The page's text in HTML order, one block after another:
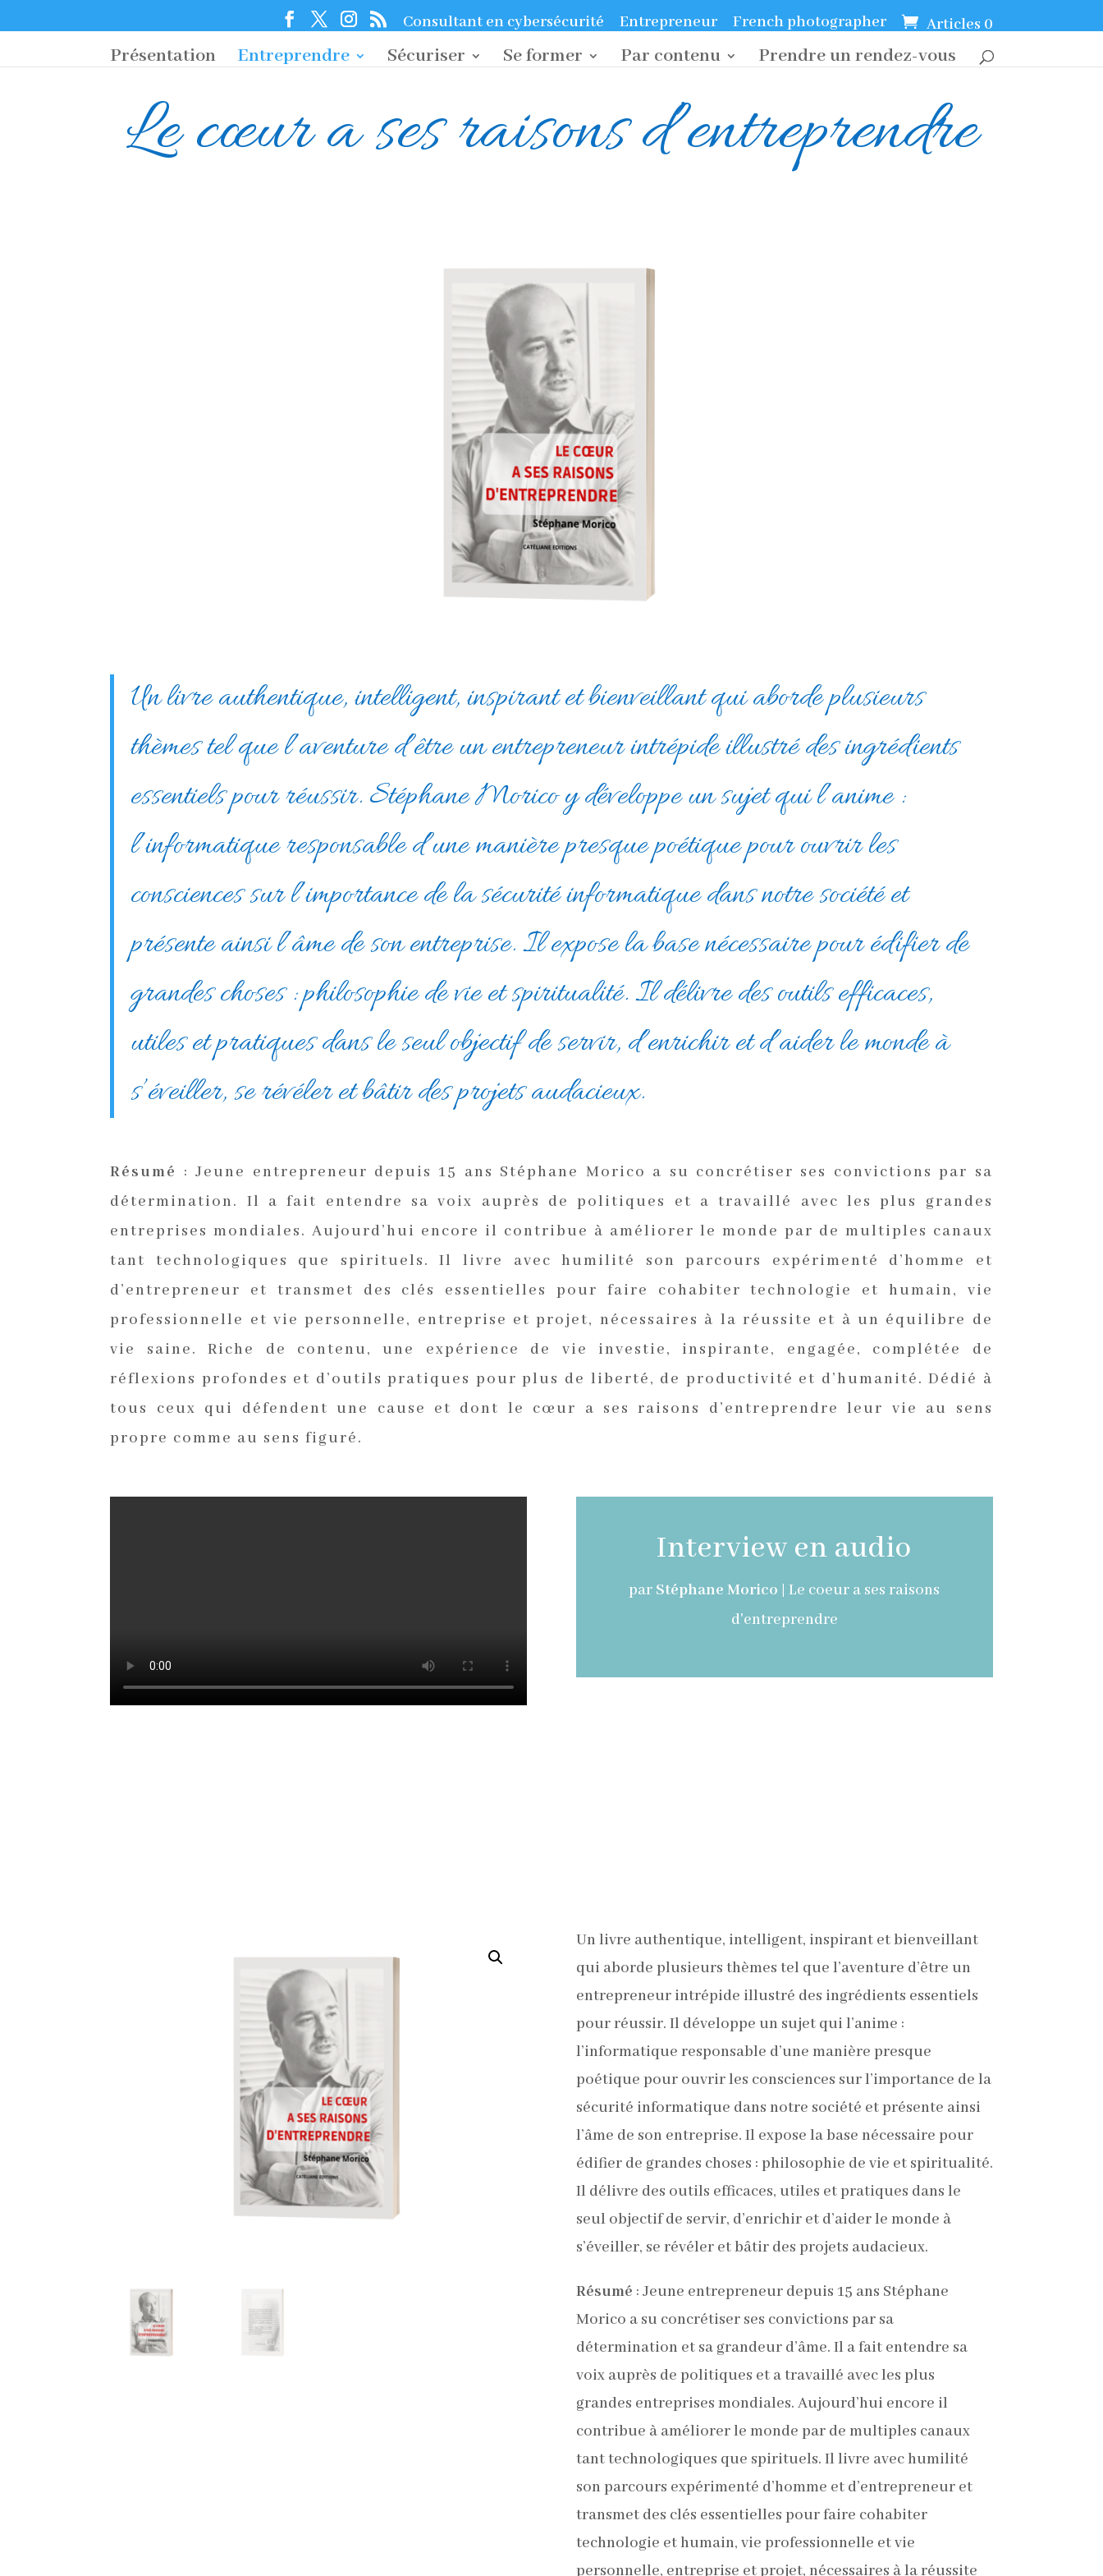
Consultant en cybersécurité Entrepreneur French photographer Articles 0
Présentation Entreprendre Sécuriser Se former Par contenu Prendre un rendez-vous
Le cœur a ses raisons d’entreprendre
Un livre authentique, intelligent, inspirant et bienveillantqui aborde plusieurs
thèmes tel que l’aventure d’être un entrepreneur intrépide illustré des ingrédients
essentiels pour réussir. Stéphane Morico y développe un sujet qui l’anime :
l’informatique responsable d’une manière presque poétique pour ouvrir les
consciences sur l’importance de la sécurité informatique dans notre société et
présente ainsi l’âme de son entreprise.Il expose la base nécessaire pour édifier de
grandes choses : philosophie de vie et spiritualité.Il délivre des outils efficaces,
utiles et pratiques dans le seul objectif de servir, d’enrichiret d’aider le monde à
s’éveiller, se révéler et bâtir des projets audacieux.
Résumé :Jeune entrepreneur depuis 15 ans Stéphane Morico a su concrétiser ses convictions par sa
détermination. Il a fait entendre sa voix auprès de politiques et a travaillé avec les plus grandes
entreprises mondiales. Aujourd’hui encore il contribue à améliorer le monde par de multiples canaux
tant technologiques que spirituels. Il livre avec humilité son parcours expérimenté d’homme et
d’entrepreneur et transmet des clés essentielles pour faire cohabiter technologie et humain, vie
professionnelle et vie personnelle, entreprise et projet, nécessaires à la réussite et à un équilibre de
vie saine. Riche de contenu, une expérience de vie investie, inspirante, engagée, complétée de
réflexions profondes et d’outils pratiques pour plus de liberté, de productivité et d’humanité. Dédié à
tous ceux qui défendent une cause et dont le cœur a ses raisons d’entreprendre leur vie au sens
propre comme au sens figuré.
Interview en audio
par Stéphane Morico |Le coeur a ses raisons
d'entreprendre
Un livre authentique, intelligent, inspirant et bienveillant
qui aborde plusieurs thèmes tel que l’aventure d’être un
entrepreneur intrépide illustré des ingrédients essentiels
pour réussir. Il développe un sujet qui l’anime :
l’informatique responsable d’une manière presque
poétique pour ouvrir les consciences sur l’importance de la
sécurité informatique dans notre société et présente ainsi
l’âme de son entreprise. Il expose la base nécessaire pour
édifier de grandes choses : philosophie de vie et spiritualité.
Il délivre des outils efficaces, utiles et pratiques dans le
seul objectif de servir, d’enrichir et d’aider le monde à
s’éveiller, se révéler et bâtir des projets audacieux.
Résumé : Jeune entrepreneur depuis 15 ans Stéphane
Morico a su concrétiser ses convictions par sa
détermination et sa grandeur d’âme. Il a fait entendre sa
voix auprès de politiques et a travaillé avec les plus
grandes entreprises mondiales. Aujourd’hui encore il
contribue à améliorer le monde par de multiples canaux
tant technologiques que spirituels. Il livre avec humilité
son parcours expérimenté d’homme et d’entrepreneur et
transmet des clés essentielles pour faire cohabiter
technologie et humain, vie professionnelle et vie
personnelle, entreprise et projet, nécessaires à la réussite